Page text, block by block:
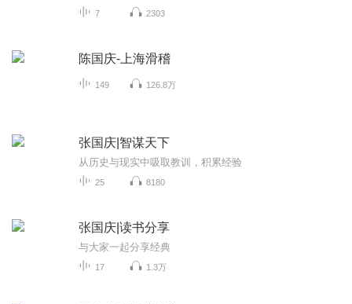
7 2303
陈国庆-上海滑稽
149 126.8万
张国庆|智谋天下
从历史与现实中吸取教训，积累经验
25 8180
张国庆|读书分享
与大家一起分享经典
17 1.3万